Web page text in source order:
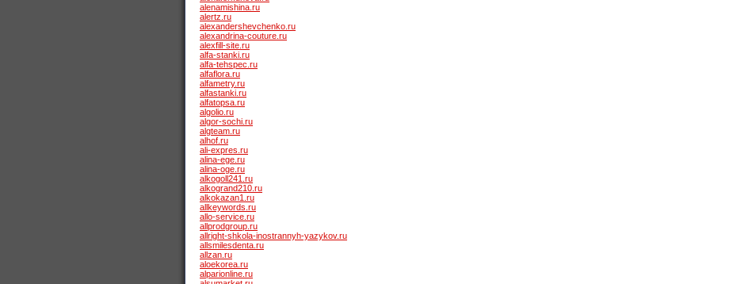
alenamishina.ru
alertz.ru
alexandershevchenko.ru
alexandrina-couture.ru
alexfill-site.ru
alfa-stanki.ru
alfa-tehspec.ru
alfaflora.ru
alfametry.ru
alfastanki.ru
alfatopsa.ru
algolio.ru
algor-sochi.ru
algteam.ru
alhof.ru
ali-expres.ru
alina-ege.ru
alina-oge.ru
alkogoll241.ru
alkogrand210.ru
alkokazan1.ru
allkeywords.ru
allo-service.ru
allprodgroup.ru
allright-shkola-inostrannyh-yazykov.ru
allsmilesdenta.ru
allzan.ru
aloekorea.ru
alparionline.ru